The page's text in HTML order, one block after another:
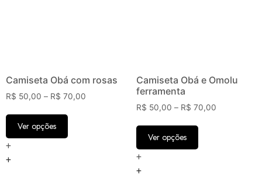
Camiseta Obá com rosas
R$ 50,00 – R$ 70,00
Ver opções
+
+
Camiseta Obá e Omolu
ferramenta
R$ 50,00 – R$ 70,00
Ver opções
+
+